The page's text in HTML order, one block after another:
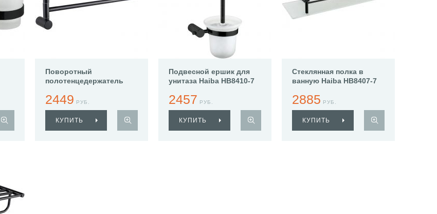
Поворотный
полотенцедержатель
2449 РУБ.
КУПИТЬ
Подвесной ершик для
унитаза Haiba HB8410-7
2457 РУБ.
КУПИТЬ
Стеклянная полка в
ванную Haiba HB8407-7
2885 РУБ.
КУПИТЬ